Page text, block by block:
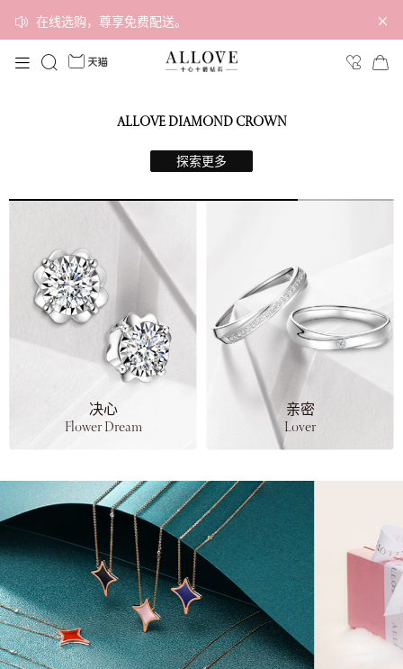
在线选购，尊享免费配送。
ALLOVE DIAMOND CROWN
探索更多
亲密
Lover
荣耀
Victory